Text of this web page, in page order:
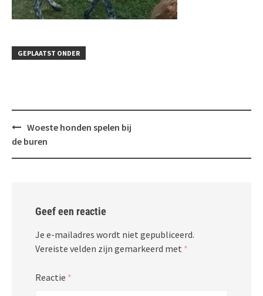
GEPLAATST ONDER
Bericht
navigatie
Woeste honden spelen bij
de buren
Geef een reactie
Je e-mailadres wordt niet gepubliceerd.
Vereiste velden zijn gemarkeerd met *
Reactie *